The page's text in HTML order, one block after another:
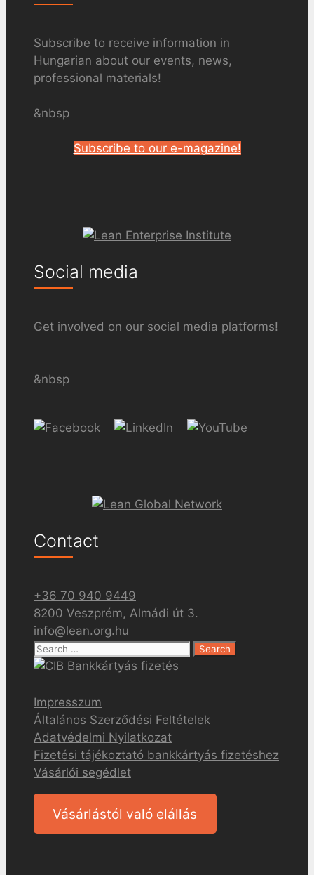
Subscribe to receive information in
Hungarian about our events, news,
professional materials!
&nbsp
Subscribe to our e-magazine!
Social media
Get involved on our social media platforms!
&nbsp
Contact
+36 70 940 9449
8200 Veszprém, Almádi út 3.
info@lean.org.hu
Search
for:
Impresszum
Általános Szerződési Feltételek
Adatvédelmi Nyilatkozat
Fizetési tájékoztató bankkártyás fizetéshez
Vásárlói segédlet
Vásárlástól való elállás